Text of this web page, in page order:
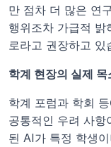
만 점차 더 많은 연
행위조차 가급적 밝
로라고 권장하고 있
학계 현장의 실제 목
학계 포럼과 학회
공통적인 우려 사항
된 AI가 특정 학생